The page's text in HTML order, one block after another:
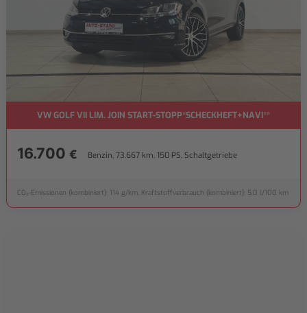
VW GOLF VII LIM. JOIN START-STOPP*SCHECKHEFT+NAVI**
16.700 € Benzin, 73.667 km, 150 PS, Schaltgetriebe
CO₂-Emissionen (kombiniert): 114 g/km, Kraftstoffverbrauch (kombiniert): 5,0 l/100 km